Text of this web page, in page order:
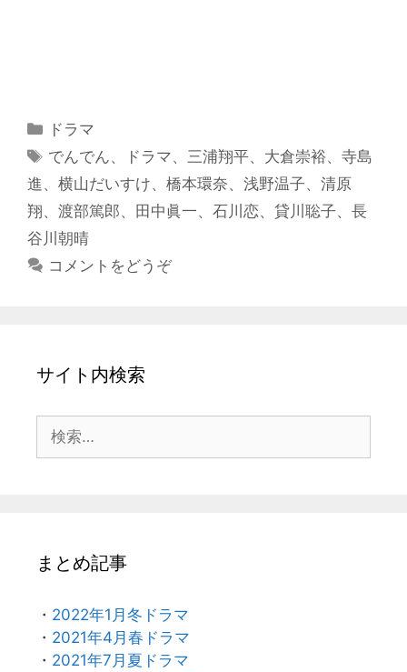
カ
テ
リ
ー
ドラマ
タ
グ
でんでん、 ドラマ、 三浦翔平、 大倉崇裕、寺島
進 、 横山だいすけ、 橋本環奈、 浅野温子、 清原
翔、 渡部篤郎、 田中眞一、 石川恋、 貸川聡子、 長
谷川朝晴
コメントをどうぞ
サイト内検索
索:
まとめ記事
・ 2022年1月冬ドラマ
・ 2021年4月春ドラマ
・ 2021年7月夏ドラマ